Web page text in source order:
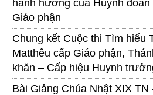
hành hương của Huynh
Giáo phận
Chung kết Cuộc thi Tìm hiểu
Matthêu cấp Giáo phận,
khăn – Cấp hiệu Huynh
Bài Giảng Chúa Nhật XIX TN